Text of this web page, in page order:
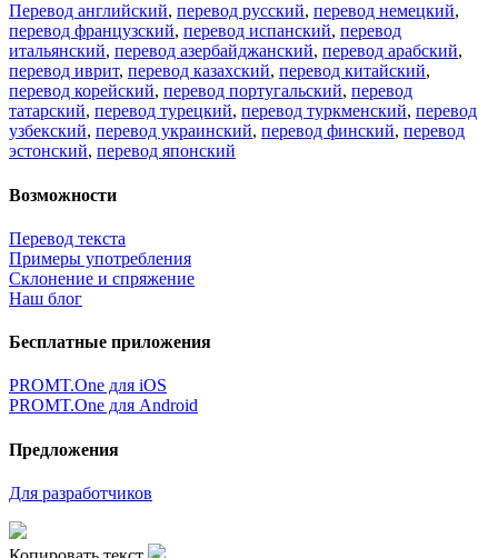
Перевод английский, перевод русский, перевод немецкий,
перевод французский, перевод испанский, перевод
итальянский, перевод азербайджанский, перевод арабский,
перевод иврит, перевод казахский, перевод китайский,
перевод корейский, перевод португальский, перевод
татарский, перевод турецкий, перевод туркменский, перевод
узбекский, перевод украинский, перевод финский, перевод
эстонский, перевод японский
Возможности
Перевод текста
Примеры употребления
Склонение и спряжение
Наш блог
Бесплатные приложения
PROMT.One для iOS
PROMT.One для Android
Предложения
Для разработчиков